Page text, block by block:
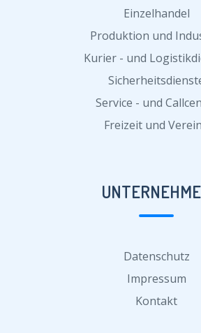
Einzelhandel
Produktion und
Kurier - und
Service - und
Freizeit und
Datenschutz
Impressum
Kontakt